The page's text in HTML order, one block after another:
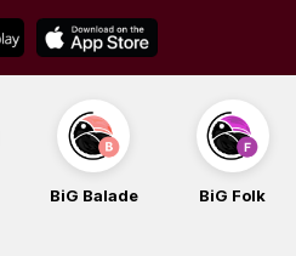
BiG Balade BiG Folk